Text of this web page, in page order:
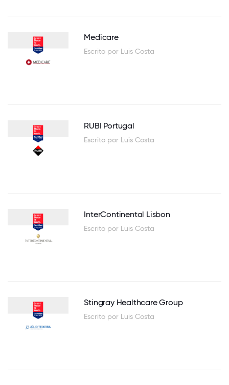
Medicare
Escrito por Luis Costa
RUBI Portugal
Escrito por Luis Costa
InterContinental Lisbon
Escrito por Luis Costa
Stingray Healthcare Group
Escrito por Luis Costa